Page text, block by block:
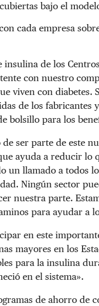
bajo el
cada empresa
insulina de los
con nuestro
viven con diabetes.
de los fabricantes
bolsillo para los
ser parte de este
ayuda a reducir lo
un llamado a todos
Ningún sector
nuestra parte.
para ayudar a
en este
mayores en los
para la insulina
en el sistema».
de ahorro de